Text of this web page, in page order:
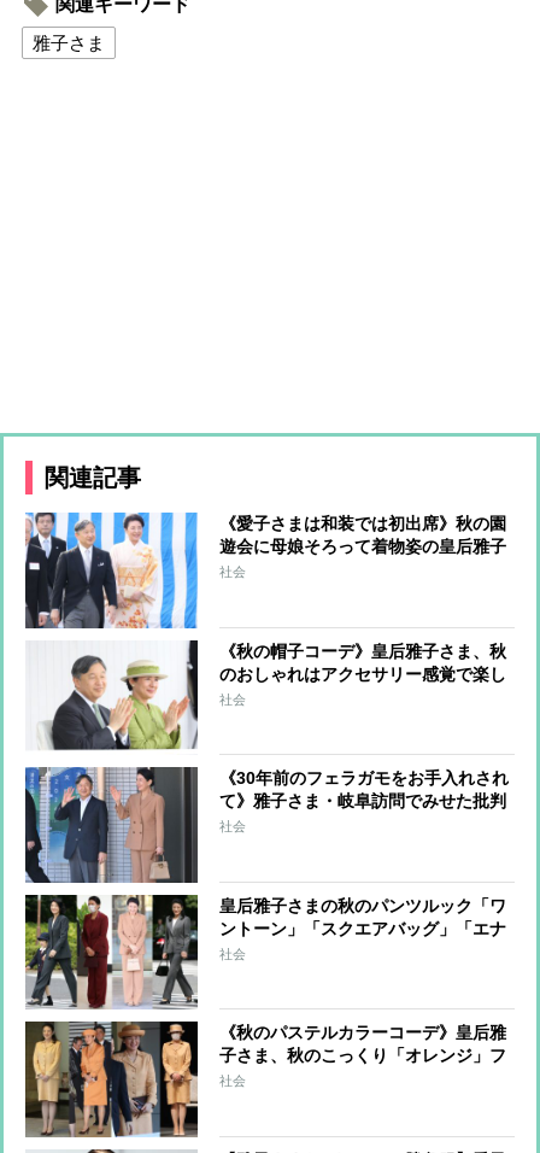
関連キーワード
雅子さま
関連記事
《愛子さまは和装では初出席》秋の園
遊会に母娘そろって着物姿の皇后雅子
さま、これまでの園遊会での和装ファ
社会
《秋の帽子コーデ》皇后雅子さま、秋
のおしゃれはアクセサリー感覚で楽し
める「帽子」がポイント
社会
《30年前のフェラガモをお手入れされ
て》雅子さま・岐阜訪問でみせた批判
乗り越え「長く、大事に、美しく」の
社会
皇后雅子さまの秋のパンツルック「ワ
ントーン」「スクエアバッグ」「エナ
メル小物」で洗練された着こなしに
社会
《秋のパステルカラーコーデ》皇后雅
子さま、秋のこっくり「オレンジ」フ
ァッションは小物使いで洗練された印
社会